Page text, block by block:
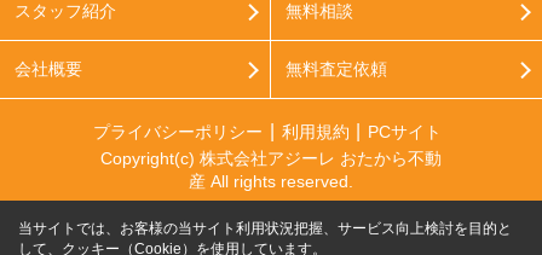
スタッフ紹介
会社概要
無料相談
無料査定依頼
プライバシーポリシー 利用規約
PCサイト
Copyright(c) 株式会社アジーレ おたから不動
産 All rights reserved.
当サイトでは、お客様の当サイト利用状況把握、サービス向上検討を目的と
して、クッキー（Cookie）を使用しています。